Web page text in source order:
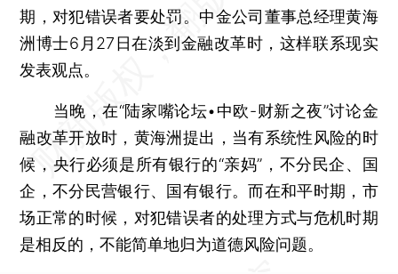
期，对犯错误者要处罚。中金公司董事总经理黄海
洲博士6月27日在淡到金融改革时，这样联系现实
发表观点。
当晚，在“陆家嘴论坛•中欧-财新之夜”讨论金
融改革开放时，黄海洲提出，当有系统性风险的时
候，央行必须是所有银行的“亲妈”，不分民企、国
企，不分民营银行、国有银行。而在和平时期，市
场正常的时候，对犯错误者的处理方式与危机时期
是相反的，不能简单地归为道德风险问题。